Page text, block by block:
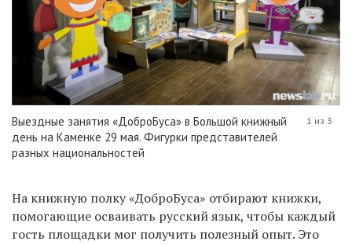
Выездные занятия «ДоброБуса» в Большой книжный
день на Каменке 29 мая. Фигурки представителей
разных национальностей
1 из 3
На книжную полку «ДоброБуса» отбирают книжки,
помогающие осваивать русский язык, чтобы каждый
гость площадки мог получить полезный опыт. Это